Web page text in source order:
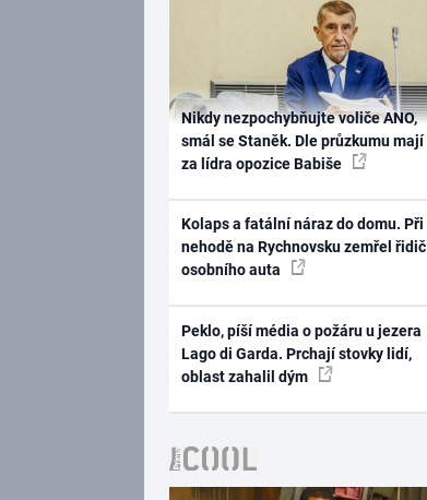
Nikdy nezpochybňujte voliče ANO,
smál se Staněk. Dle průzkumu mají
za lídra opozice Babiše
Kolaps a fatální náraz do domu. Při
nehodě na Rychnovsku zemřel řidič
osobního auta
Peklo, píší média o požáru u jezera
Lago di Garda. Prchají stovky lidí,
oblast zahalil dým